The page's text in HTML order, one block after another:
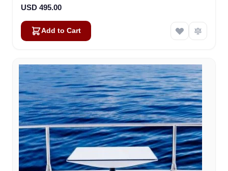
USD 495.00
Add to Cart